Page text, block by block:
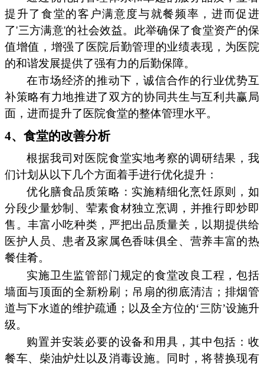
提升了食堂的客户满意度与就餐频率，进而促进
了'三方满意'的社会效益。此举确保了食堂资产的保
值增值，增强了医院后勤管理的业绩表现，为医院
的和谐发展提供了强有力的后勤保障。
在市场经济的推动下，诚信合作的行业优势互
补策略有力地推进了双方的协同共生与互利共赢局
面，进而提升了医院食堂的整体管理水平。
4、食堂的改善分析
根据我司对医院食堂实地考察的调研结果，我
们计划从以下几个方面着手进行优化提升：
优化膳食品质策略：实施精细化烹饪原则，如
分段少量炒制、荤素食材独立烹调，并推行即炒即
售。丰富小吃种类，严把出品质量关，以期提供给
医护人员、患者及家属色香味俱全、营养丰富的热
餐佳肴。
实施卫生监管部门规定的食堂改良工程，包括
墙面与顶面的全新粉刷；吊扇的彻底清洁；排烟管
道与下水道的维护疏通；以及全方位的‘三防’设施升
级。
购置并安装必要的设备和用具，其中包括：收
餐车、柴油炉灶以及消毒设施。同时，将替换现有